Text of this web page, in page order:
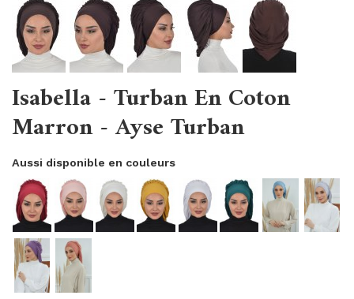
Isabella - Turban En Coton
Marron - Ayse Turban
Aussi disponible en couleurs